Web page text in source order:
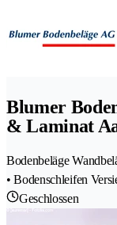
Blumer
& Laminat
Bodenbeläge
• Bodenschleifen
Geschlossen